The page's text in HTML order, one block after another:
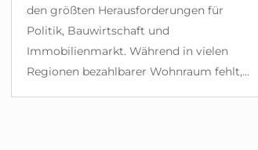
den größten Herausforderungen für
Politik, Bauwirtschaft und
Immobilienmarkt. Während in vielen
Regionen bezahlbarer Wohnraum fehlt,...